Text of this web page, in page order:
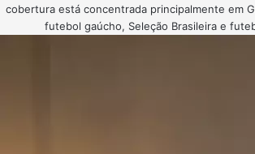
cobertura está concentrada principalmente em
futebol gaúcho, Seleção Brasileira e